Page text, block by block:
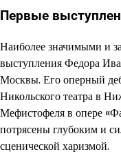
Первые
Наиболее значимыми и
выступления Федора
Москвы. Его оперный
Никольского театра в
Мефистофеля в опере
потрясены глубоким и
сценической харизмой.